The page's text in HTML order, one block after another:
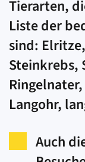
Tierarten,
Liste der
sind:
Steinkrebs,
Langohr,
Auch